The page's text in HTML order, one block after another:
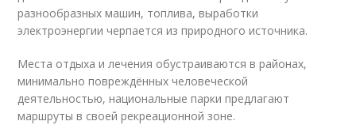
разнообразных машин, топлива, выработки
электроэнергии черпается из природного источника.
Места отдыха и лечения обустраиваются в районах,
минимально повреждённых человеческой
деятельностью, национальные парки предлагают
маршруты в своей рекреационной зоне.